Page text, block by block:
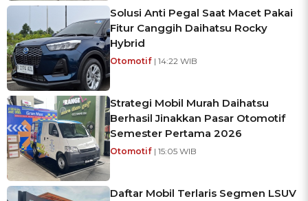
Solusi Anti Pegal Saat Macet Pakai
Fitur Canggih Daihatsu Rocky
Hybrid
Otomotif | 14:22 WIB
Strategi Mobil Murah Daihatsu
Berhasil Jinakkan Pasar Otomotif
Semester Pertama 2026
Otomotif | 15:05 WIB
Daftar Mobil Terlaris Segmen LSUV